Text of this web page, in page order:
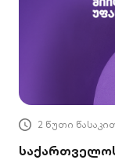
2 წუთი
საქართველოს